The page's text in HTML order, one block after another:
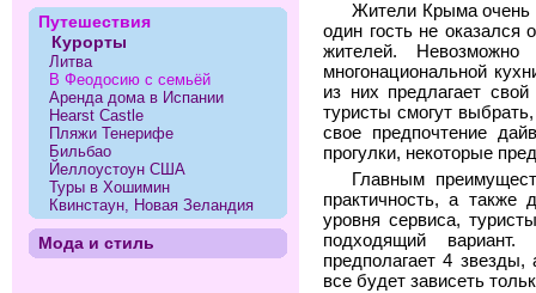
Жители Крыма очень
один гость не
жителей.
многонациональной
из них предлагает
туристы смогут
свое предпочтение
прогулки, некоторые
Главным
практичность, а также
уровня сервиса,
подходящий
предполагает 4
все будет зависеть
Путешествия
Курорты
Литва
В Феодосию с семьёй
Аренда дома в Испании
Hearst Castle
Пляжи Тенерифе
Бильбао
Йеллоустоун США
Туры в Хошимин
Квинстаун, Новая Зеландия
Мода и стиль